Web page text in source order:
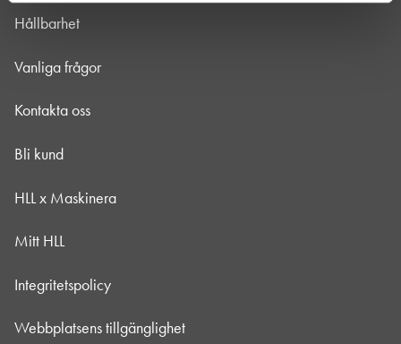
Hållbarhet
Vanliga frågor
Kontakta oss
Bli kund
HLL x Maskinera
Mitt HLL
Integritetspolicy
Webbplatsens tillgänglighet